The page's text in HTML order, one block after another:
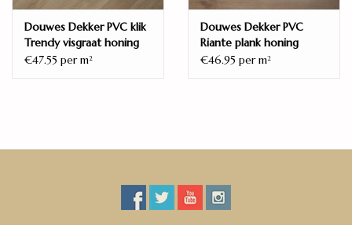
Douwes Dekker PVC klik
Trendy visgraat honing
€47.55 per m2
Douwes Dekker PVC
Riante plank honing
€46.95 per m2